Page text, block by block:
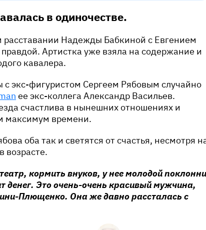
в одиночестве.
расставании Надежды Бабкиной с Евгением
Артистка уже взяла на содержание и
кавалера.
экс-фигуристом Сергеем Рябовым случайно
ее экс-коллега Александр Васильев.
счастлива в нынешних отношениях и
максимум времени.
оба так и светятся от счастья, несмотря
возрасте.
кормить внуков, у нее молодой
денег. Это очень-очень красивый мужчина,
Плющенко. Она же давно рассталась с